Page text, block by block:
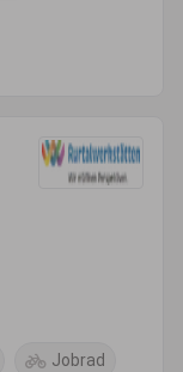
Jobrad